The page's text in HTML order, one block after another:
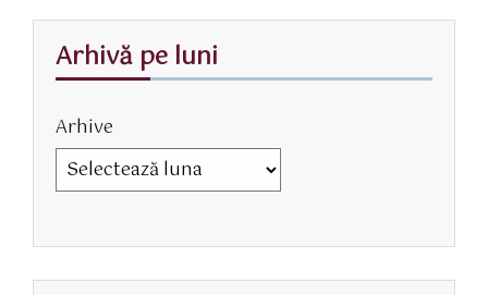
Arhivă pe luni
Arhive